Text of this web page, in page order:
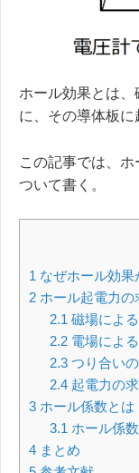
ホール効果とは
に、その導体板に
この記事では、
ついて書く。
1 なぜホール効
2 ホール起電力の
2.1 磁場によ
2.2電場によ
2.3つり合い
2.4起電力の
3 ホール係数とは
3.1 ホール係
4 まとめ